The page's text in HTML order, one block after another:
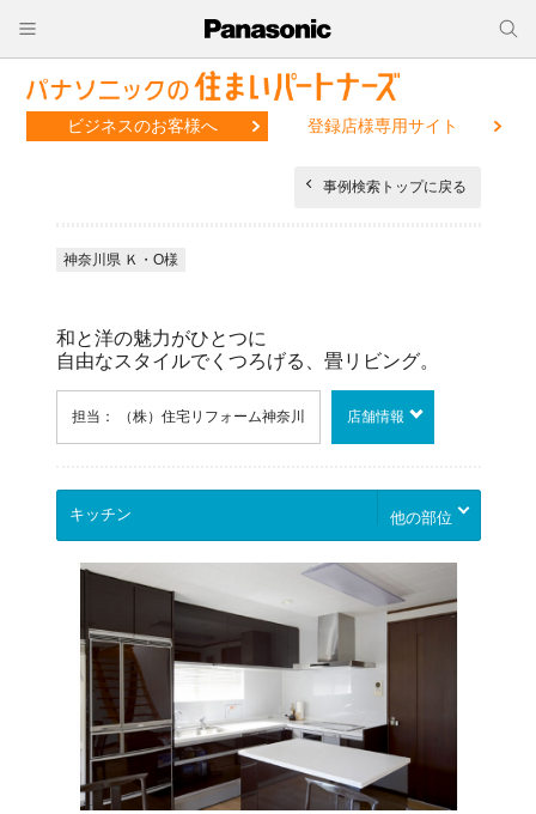
ビジネスのお客様へ 登録店様専用サイト
事例検索トップに戻る
神奈川県 Ｋ・O様
和と洋の魅力がひとつに
自由なスタイルでくつろげる、畳リビング。
担当： （株）住宅リフォーム神奈川 店舗情報
他の部位